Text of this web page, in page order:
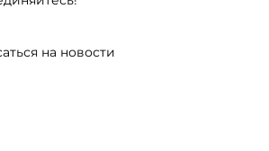
на новости